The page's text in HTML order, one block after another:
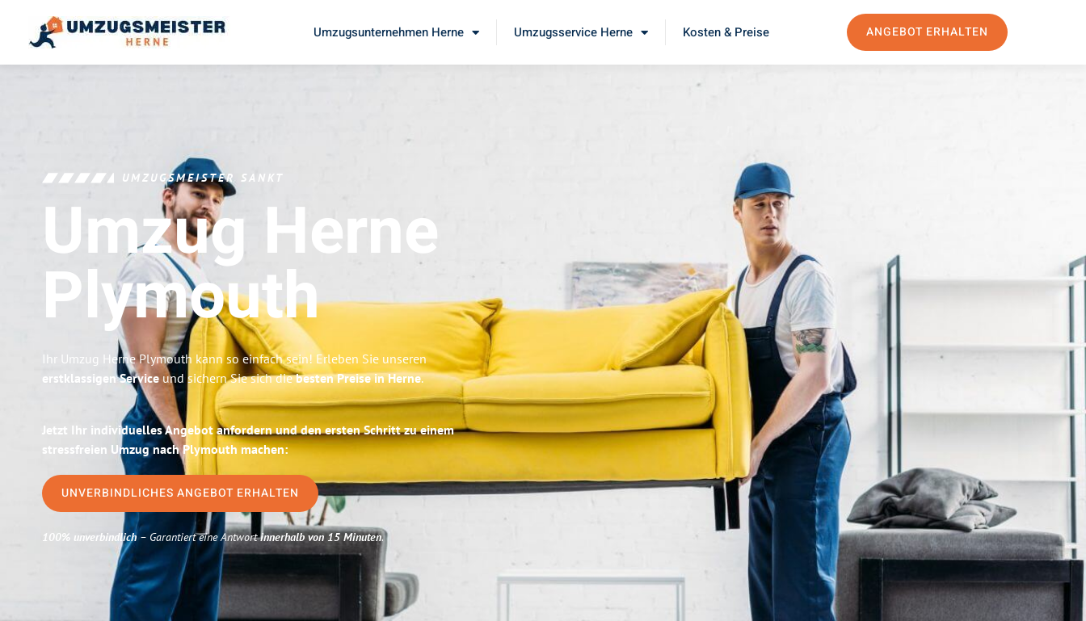
Umzugsunternehmen Herne Umzugsservice Herne Kosten & Preise ANGEBOT ERHALTEN
UMZUGSMEISTER SANKT
Umzug Herne
Plymouth
Ihr Umzug Herne Plymouth kann so einfach sein! Erleben Sie unseren
erstklassigen Service und sichern Sie sich diebesten Preise in Herne.
Jetzt Ihr individuelles Angebot anfordern und den ersten Schritt zu einem
stressfreien Umzug nach Plymouth machen:
UNVERBINDLICHES ANGEBOT ERHALTEN
100% unverbindlich– Garantiert eine Antwortinnerhalb von 15 Minuten.